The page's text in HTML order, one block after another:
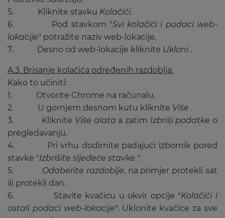
5. Kliknite stavku Kolačići.
6. Pod stavkom "Svi kolačići i podaci web-
lokacije" potražite naziv web-lokacije.
7. Desno od web-lokacije kliknite Ukloni .
A.3. Brisanje kolačića određenih razdoblja:
Kako to učiniti:
1. Otvorite Chrome na računalu.
2. U gornjem desnom kutu kliknite Više .
3. Kliknite Više alata a zatim Izbriši podatke o
pregledavanju.
4. Pri vrhu dodirnite padajući izbornik pored
stavke "Izbrišite sljedeće stavke ".
5. Odaberite razdoblje, na primjer protekli sat
ili protekli dan.
6. Stavite kvačicu u okvir opcije "Kolačići i
ostali podaci web-lokacije". Uklonite kvačice za sve